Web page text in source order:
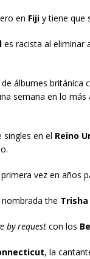
en Fijiy tiene que
es racista al eliminar
álbumes británica
semana en lo
en el Reino
vez en años
the
by requestcon los
, la